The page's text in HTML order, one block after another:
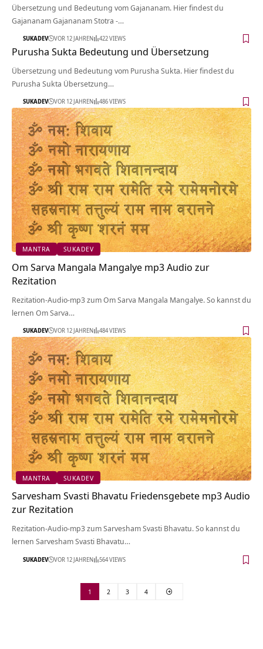
Übersetzung und Bedeutung vom Gajananam. Hier findest du
Gajananam Gajananam Stotra -…
SUKADEV VOR 12 JAHREN 422 VIEWS
Purusha Sukta Bedeutung und Übersetzung
Übersetzung und Bedeutung vom Purusha Sukta. Hier findest du
Purusha Sukta Übersetzung…
SUKADEV VOR 12 JAHREN 486 VIEWS
MANTRA SUKADEV
Om Sarva Mangala Mangalye mp3 Audio zur
Rezitation
Rezitation-Audio-mp3 zum Om Sarva Mangala Mangalye. So kannst du
lernen Om Sarva…
SUKADEV VOR 12 JAHREN 484 VIEWS
MANTRA SUKADEV
Sarvesham Svasti Bhavatu Friedensgebete mp3 Audio
zur Rezitation
Rezitation-Audio-mp3 zum Sarvesham Svasti Bhavatu. So kannst du
lernen Sarvesham Svasti Bhavatu…
SUKADEV VOR 12 JAHREN 564 VIEWS
1 2 3 4